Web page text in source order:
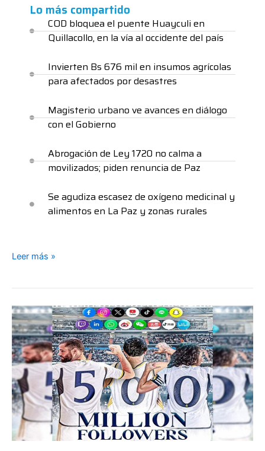
Lo más compartido
COD bloquea el puente Huayculi en
Quillacollo, en la vía al occidente del país
Invierten Bs 676 mil en insumos agrícolas
para afectados por desastres
Magisterio urbano ve avances en diálogo
con el Gobierno
Abrogación de Ley 1720 no calma a
movilizados; piden renuncia de Paz
Se agudiza escasez de oxígeno medicinal y
alimentos en La Paz y zonas rurales
Leer más »
El
Real
Madrid
es
el
primer
club
que
supera
500